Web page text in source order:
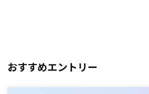
おすすめエントリー